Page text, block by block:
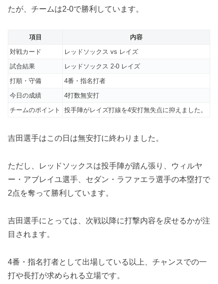
たが、チームは2-0で勝利しています。
項目
内容
対戦カード
レッドソックス vs レイズ
試合結果
レッドソックス 2-0 レイズ
打順・守備
4番・指名打者
今日の成績
4打数無安打
チームのポイント
投手陣がレイズ打線を4安打無失点に抑えました。
吉田選手はこの日は無安打に終わりました。
ただし、レッドソックスは投手陣が踏ん張り、ウィルヤ
ー・アブレイユ選手、セダン・ラファエラ選手の本塁打で
2点を奪って勝利しています。
吉田選手にとっては、次戦以降に打撃内容を戻せるかが注
目されます。
4番・指名打者として出場している以上、チャンスでの一
打や長打が求められる立場です。